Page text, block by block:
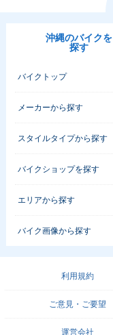
沖縄のバイクを
探す
バイクトップ
メーカーから探す
スタイルタイプから探す
バイクショップを探す
エリアから探す
バイク画像から探す
利用規約
ご意見・ご要望
運営会社